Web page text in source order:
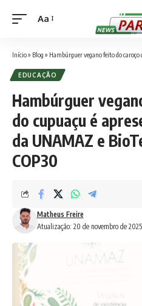
Font
Aa
Início» Blog » Hambúrguer vegano feito do caroço do cupuaçu é
EDUCAÇÃO
Hambúrguer
do cupuaçu é
da UNAMAZ e
COP30
Atualização: 20 de novembro de
Matheus Freire